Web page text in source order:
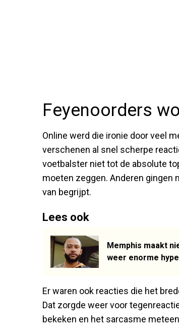
Feyenoorders
Online werd die ironie door veel
verschenen al snel scherpe
voetbalster niet tot de absolute
moeten zeggen. Anderen gingen
van begrijpt.
Lees ook
Memphis maakt
weer enorme
Er waren ook reacties die het
Dat zorgde weer voor
bekeken en het sarcasme